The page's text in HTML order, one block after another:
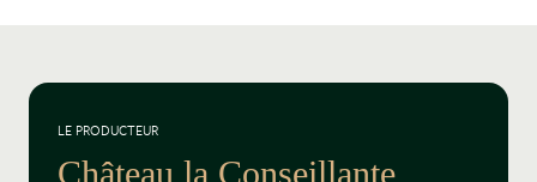
LE PRODUCTEUR
Château la Conseillante